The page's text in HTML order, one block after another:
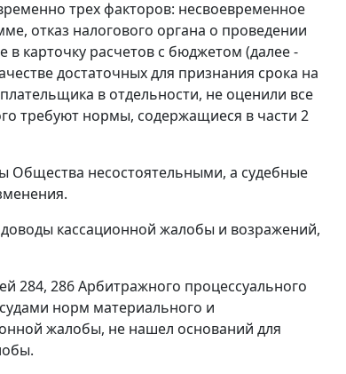
трех факторов: несвоевременное
отказ налогового органа о проведении
карточку расчетов с бюджетом (далее -
достаточных для признания срока на
в отдельности, не оценили все
требуют нормы, содержащиеся в части 2
Общества несостоятельными, а судебные
кассационной жалобы и возражений,
284, 286 Арбитражного процессуального
норм материального и
жалобы, не нашел оснований для